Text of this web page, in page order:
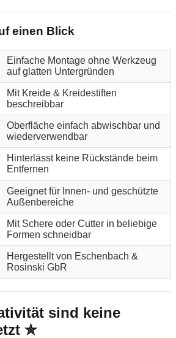
einen Blick
Einfache Montage ohne Werkzeug
auf glatten Untergründen
Mit Kreide & Kreidestiften
beschreibbar
Oberfläche einfach abwischbar und
wiederverwendbar
Hinterlässt keine Rückstände beim
Entfernen
Geeignet für Innen- und geschützte
Außenbereiche
Mit Schere oder Cutter in beliebige
Formen schneidbar
Hergestellt von Eschenbach &
Rosinski GbR
sind keine
✮